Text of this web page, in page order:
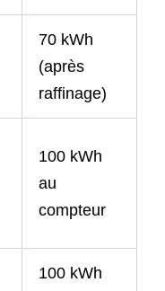
70 kWh
(après
raffinage)
100 kWh
au
compteur
100 kWh